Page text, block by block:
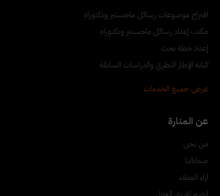
اقتراح موضوعات رسائل ماجستير ودكتوراه
مكتب إعداد رسائل ماجستير ودكتوراه
إعداد خطة بحث
كتابة الإطار النظري والدراسات السابقة
عرض جميع الخدمات
عن المنارة
من نحن
ضماناتنا
آراء العملاء